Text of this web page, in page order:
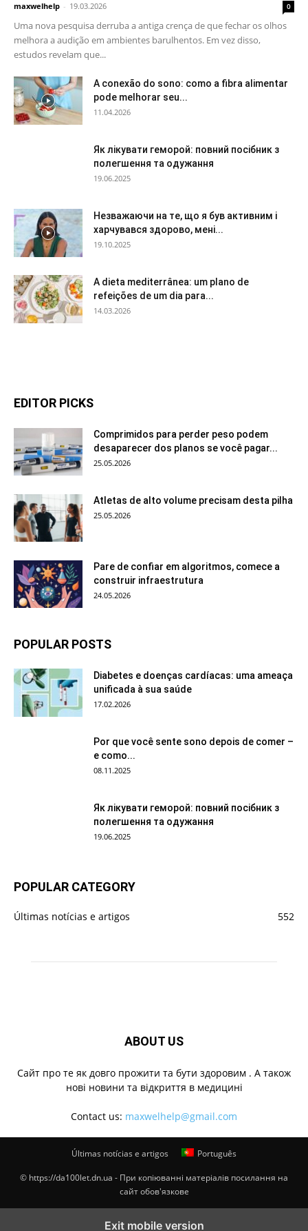
maxwelhelp - 19.03.2026 0
Uma nova pesquisa derruba a antiga crença de que fechar os olhos
melhora a audição em ambientes barulhentos. Em vez disso,
estudos revelam que...
A conexão do sono: como a fibra alimentar
pode melhorar seu...
11.04.2026
Як лікувати геморой: повний посібник з
полегшення та одужання
19.06.2025
Незважаючи на те, що я був активним і
харчувався здорово, мені...
19.10.2025
A dieta mediterrânea: um plano de
refeições de um dia para...
14.03.2026
EDITOR PICKS
Comprimidos para perder peso podem
desaparecer dos planos se você pagar...
25.05.2026
Atletas de alto volume precisam desta pilha
25.05.2026
Pare de confiar em algoritmos, comece a
construir infraestrutura
24.05.2026
POPULAR POSTS
Diabetes e doenças cardíacas: uma ameaça
unificada à sua saúde
17.02.2026
Por que você sente sono depois de comer –
e como...
08.11.2025
Як лікувати геморой: повний посібник з
полегшення та одужання
19.06.2025
POPULAR CATEGORY
Últimas notícias e artigos 552
ABOUT US
Cайт про те як довго прожити та бути здоровим . А також
нові новини та відкриття в медицині
Contact us: maxwelhelp@gmail.com
Últimas notícias e artigos Português
© https://da100let.dn.ua - При копіюванні матеріалів посилання на
сайт обов'язкове
Exit mobile version